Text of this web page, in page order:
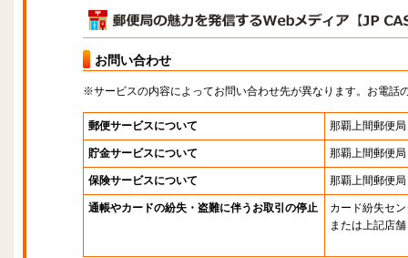
お問い合わせ
※サービスの内容によってお問い合わせ先が異なります。お電話
郵便サービスについて 那覇上間郵便局
貯金サービスについて 那覇上間郵便局
保険サービスについて 那覇上間郵便局
通帳やカードの紛失・盗難に伴うお取引の停止
カード紛失セ
または上記店舗